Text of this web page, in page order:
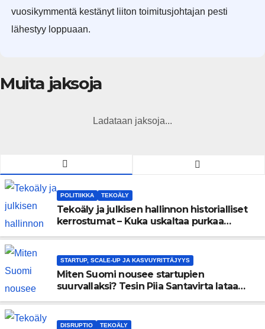
vuosikymmentä kestänyt liiton toimitusjohtajan pesti
lähestyy loppuaan.
Muita jaksoja
Ladataan jaksoja...
POLITIIKKA TEKOÄLY
Tekoäly ja julkisen hallinnon historialliset
kerrostumat – Kuka uskaltaa purkaa
STARTUP, SCALE-UP JA KASVUYRITTÄJYYS
Miten Suomi nousee startupien
suurvallaksi? Tesin Piia Santavirta lataa
DISRUPTIO TEKOÄLY